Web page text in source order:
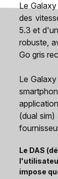
Le
des
5.3 et
robuste,
Go gris
Le
(dual
Le DAS
impose